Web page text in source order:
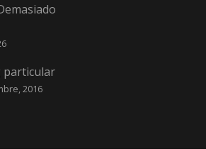
particular
2016